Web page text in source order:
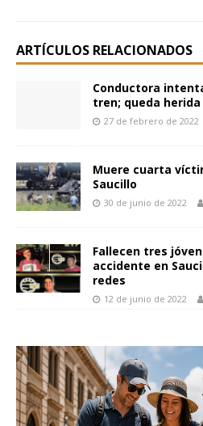
ARTÍCULOS RELACIONADOS
Conductora
tren; queda herida
27 de febrero de 2022
Muere cuarta
Saucillo
30 de junio de 2022
Fallecen tres
accidente en
redes
12 de junio de 2022